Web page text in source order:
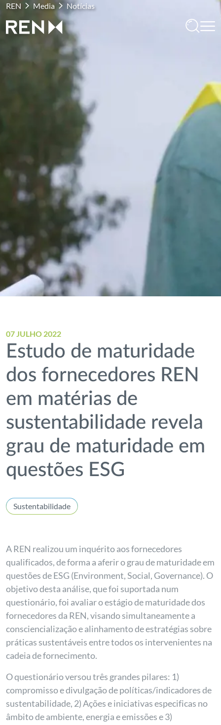
REN Media Notícias
07 JULHO 2022
Estudo de maturidade
dos fornecedores REN
em matérias de
sustentabilidade revela
grau de maturidade em
questões ESG
Sustentabilidade
A REN realizou um inquérito aos fornecedores
qualificados, de forma a aferir o grau de maturidade em
questões de ESG (Environment, Social, Governance). O
objetivo desta análise, que foi suportada num
questionário, foi avaliar o estágio de maturidade dos
fornecedores da REN, visando simultaneamente a
consciencialização e alinhamento de estratégias sobre
práticas sustentáveis entre todos os intervenientes na
cadeia de fornecimento.
O questionário versou três grandes pilares: 1)
compromisso e divulgação de políticas/indicadores de
sustentabilidade, 2) Ações e iniciativas especificas no
âmbito de ambiente, energia e emissões e 3)